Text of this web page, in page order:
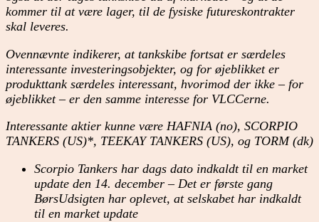
kommer til at være lager, til de fysiske futureskontrakter
skal leveres.
Ovennævnte indikerer, at tankskibe fortsat er særdeles
interessante investeringsobjekter, og for øjeblikket er
produkttank særdeles interessant, hvorimod der ikke – for
øjeblikket – er den samme interesse for VLCCerne.
Interessante aktier kunne være HAFNIA (no), SCORPIO
TANKERS (US)*, TEEKAY TANKERS (US), og TORM (dk)
Scorpio Tankers har dags dato indkaldt til en market
update den 14. december – Det er første gang
BørsUdsigten har oplevet, at selskabet har indkaldt
til en market update